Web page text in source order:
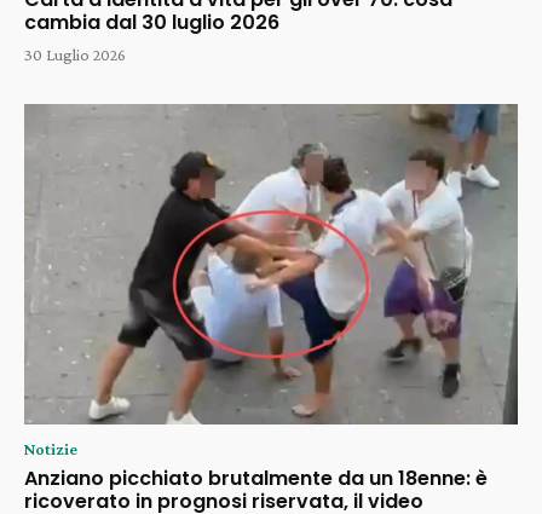
cambia dal 30 luglio 2026
30 Luglio 2026
Notizie
Anziano picchiato brutalmente da un 18enne: è
ricoverato in prognosi riservata, il video